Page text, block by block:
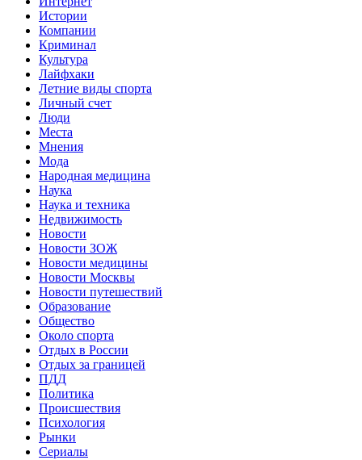
Истории
Компании
Криминал
Культура
Лайфхаки
Летние виды спорта
Личный счет
Люди
Места
Мнения
Мода
Народная медицина
Наука
Наука и техника
Недвижимость
Новости
Новости ЗОЖ
Новости медицины
Новости Москвы
Новости путешествий
Образование
Общество
Около спорта
Отдых в России
Отдых за границей
ПДД
Политика
Происшествия
Психология
Рынки
Сериалы